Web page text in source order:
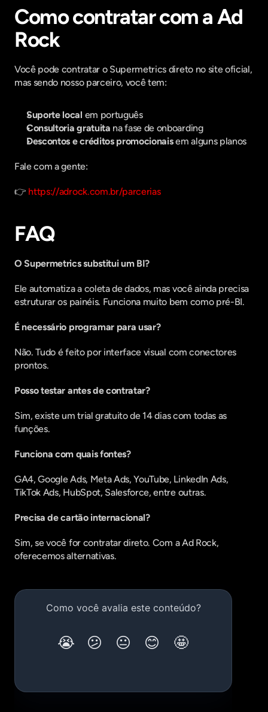
Como contratar com a Ad
Rock
Você pode contratar o Supermetrics direto no site oficial,
mas sendo nosso parceiro, você tem:
Suporte local em português
Consultoria gratuita na fase de onboarding
Descontos e créditos promocionais em alguns planos
Fale com a gente:
👉 https://adrock.com.br/parcerias
FAQ
O Supermetrics substitui um BI?
Ele automatiza a coleta de dados, mas você ainda precisa
estruturar os painéis. Funciona muito bem como pré-BI.
É necessário programar para usar?
Não. Tudo é feito por interface visual com conectores
prontos.
Posso testar antes de contratar?
Sim, existe um trial gratuito de 14 dias com todas as
funções.
Funciona com quais fontes?
GA4, Google Ads, Meta Ads, YouTube, LinkedIn Ads,
TikTok Ads, HubSpot, Salesforce, entre outras.
Precisa de cartão internacional?
Sim, se você for contratar direto. Com a Ad Rock,
oferecemos alternativas.